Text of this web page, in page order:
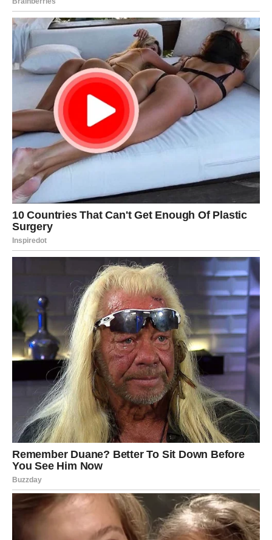
Ribe su znak koji uvek daje najviše sebe.
Previše veruju.
Previše osećaju.
Previše se nadaju.
I zato najviše pate.
Ali kada se njima vrati — vrati im se spektakularno.
A 2025. je upravo takva godina.
Sudbinski susret ili ljubav koja se vraća
Ribe su dugo čekale.
Dugo verovale u nekoga.
Dugo se nadale da će se nešto promeniti.
U 2025. se upravo to dešava.
Ljubavna situacija se potpuno okreće, donoseći:
susret koji pokreće dušu,
obnovu odnosa,
ili ulazak prave, ozbiljne ljubavi koju su zaslužile celim
srcem.
Ovo je godina u kojoj Ribe više ne pate — već blistaju.
Spiritualni rast i unutrašnja sreća
Ribe do kraja 2025. doživljavaju najveći lični napredak:
duševni mir, intuiciju jaču nego ikad, jasnoću, stabilnost i
sve ono što im je bilo uskraćeno.